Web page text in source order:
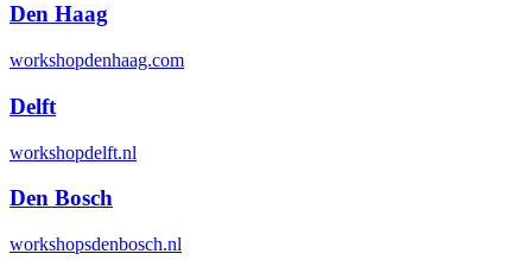
Den Haag
workshopdenhaag.com
Delft
workshopdelft.nl
Den Bosch
workshopsdenbosch.nl